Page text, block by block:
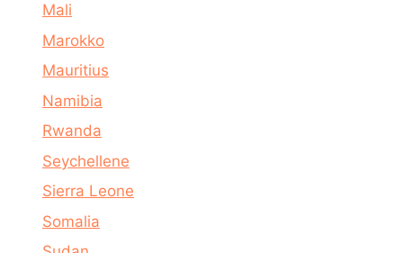
Mali
Marokko
Mauritius
Namibia
Rwanda
Seychellene
Sierra Leone
Somalia